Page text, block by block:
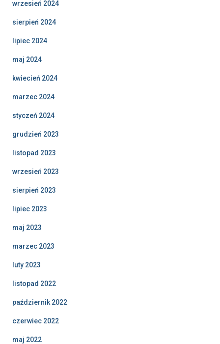
wrzesień 2024
sierpień 2024
lipiec 2024
maj 2024
kwiecień 2024
marzec 2024
styczeń 2024
grudzień 2023
listopad 2023
wrzesień 2023
sierpień 2023
lipiec 2023
maj 2023
marzec 2023
luty 2023
listopad 2022
październik 2022
czerwiec 2022
maj 2022